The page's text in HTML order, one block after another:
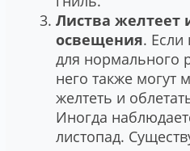
Листва желтеет
освещения. Если
для нормального
него также могут
желтеть и
Иногда
листопад.